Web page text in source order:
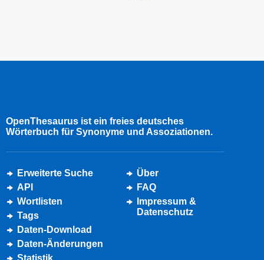
OpenThesaurus ist ein freies deutsches
Wörterbuch für Synonyme und Assoziationen.
Erweiterte Suche
API
Wortlisten
Tags
Daten-Download
Daten-Änderungen
Statistik
Über
FAQ
Impressum &
Datenschutz